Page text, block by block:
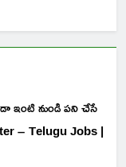
ఇంటి నుండి పని చేసే
– Telugu Jobs |